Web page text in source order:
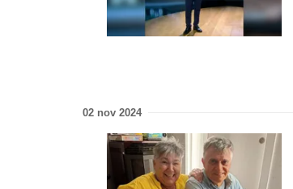
02 nov 2024